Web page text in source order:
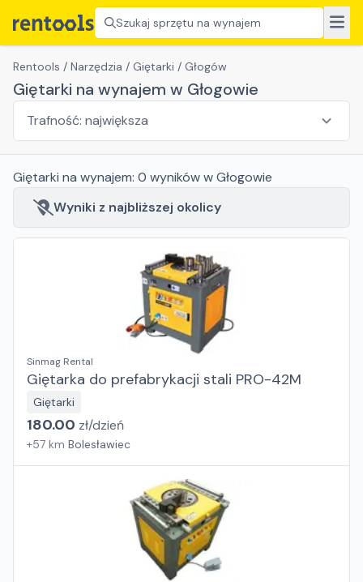
Szukaj sprzętu na wynajem
Rentools / Narzędzia / Giętarki / Głogów
Giętarki na wynajem w Głogowie
Giętarki na wynajem: 0 wynikóww Głogowie
Wyniki z najbliższej okolicy
Sinmag Rental
Giętarka do prefabrykacji stali PRO-42M
Giętarki
180.00 zł/dzień
+57 km Bolesławiec